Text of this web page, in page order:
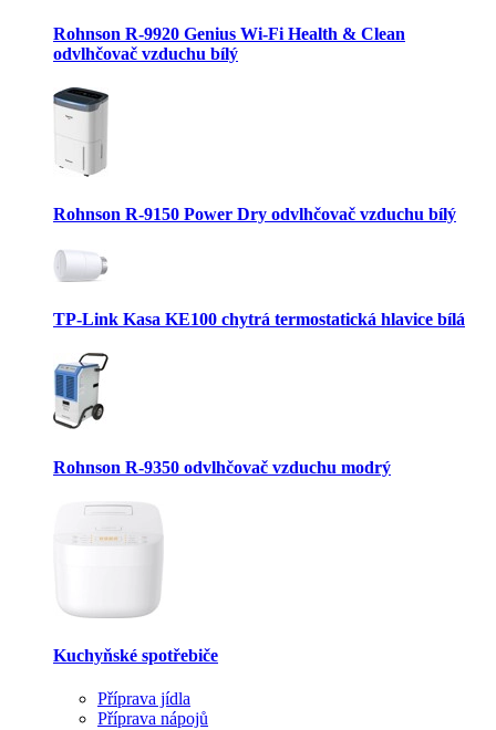
Rohnson R-9920 Genius Wi-Fi Health & Clean
odvlhčovač vzduchu bílý
Rohnson R-9150 Power Dry odvlhčovač vzduchu bílý
TP-Link Kasa KE100 chytrá termostatická hlavice bílá
Rohnson R-9350 odvlhčovač vzduchu modrý
Kuchyňské spotřebiče
Příprava jídla
Příprava nápojů